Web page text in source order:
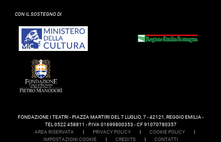
CON IL SOSTEGNO DI
FONDAZIONE I TEATRI - PIAZZA MARTIRI DEL 7 LUGLIO, 7 - 42121, REGGIO EMILIA -
TEL 0522 458811 - P.IVA 01699800353 - CF 91070780357
AREA RISERVATA
| PRIVACY POLICY | COOKIE POLICY
|
IMPOSTAZIONI COOKIE
| CREDITS | CONTATTI